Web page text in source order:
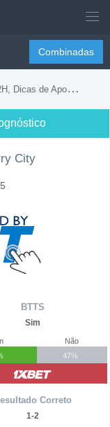
Combinadas
e Previsão do Jogo
City
BTTS
Sim
Não
47%
Correto
1-2